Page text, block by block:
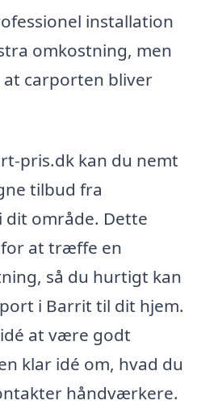
installation
omkostning, men
carporten bliver
pris.dk kan du nemt
tilbud fra
område. Dette
at træffe en
så du hurtigt kan
i Barrit til dit hjem.
at være godt
klar idé om, hvad du
håndværkere.